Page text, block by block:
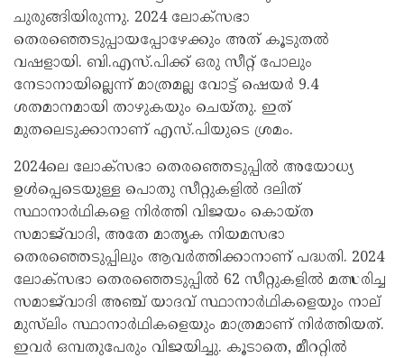
ചുരുങ്ങിയിരുന്നു. 2024 ലോക്‌സഭാ
തെരഞ്ഞെടുപ്പായപ്പോഴേക്കും അത് കൂടുതൽ
വഷളായി. ബി.എസ്.പിക്ക് ഒരു സീറ്റ് പോലും
നേടാനായില്ലെന്ന് മാത്രമല്ല വോട്ട് ഷെയർ 9.4
ശതമാനമായി താഴുകയും ചെയ്തു. ഇത്
മുതലെടുക്കാനാണ് എസ്.പിയുടെ ശ്രമം.
2024ലെ ലോക്‌സഭാ തെരഞ്ഞെടുപ്പിൽ അയോധ്യ
ഉൾപ്പെടെയുള്ള പൊതു സീറ്റുകളിൽ ദലിത്
സ്ഥാനാർഥികളെ നിർത്തി വിജയം കൊയ്ത
സമാജ്‍വാദി, അതേ മാതൃക നിയമസഭാ
തെരഞ്ഞെടുപ്പിലും ആവർത്തിക്കാനാണ് പദ്ധതി. 2024
ലോക്‌സഭാ തെരഞ്ഞെടുപ്പിൽ 62 സീറ്റുകളിൽ മത്സരിച്ച
സമാജ്‍വാദി അഞ്ച് യാദവ് സ്ഥാനാർഥികളെയും നാല്
മുസ്‍ലിം സ്ഥാനാർഥികളെയും മാത്രമാണ് നിർത്തിയത്.
ഇവർ ഒമ്പതുപേരും വിജയിച്ചു. കൂടാതെ, മീററ്റിൽ